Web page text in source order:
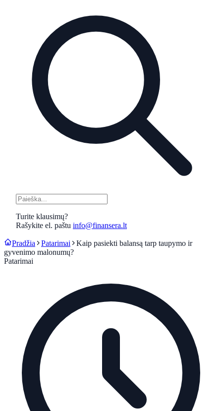
Turite klausimų?
Rašykite el. paštu info@finansera.lt
Pradžia Patarimai
Kaip pasiekti balansą tarp taupymo ir
gyvenimo malonumų?
Patarimai